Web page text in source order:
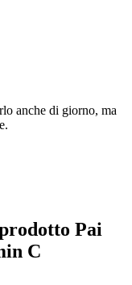
anche di giorno, ma
Pai
C